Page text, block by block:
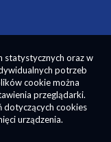
statystycznych oraz w
potrzeb
cookie można
przeglądarki.
dotyczących cookies
urządzenia.